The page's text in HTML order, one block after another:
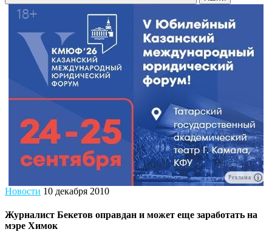
Реклама
Новости 10 декабря 2010
Журналист Бекетов оправдан и может еще заработать на
мэре Химок